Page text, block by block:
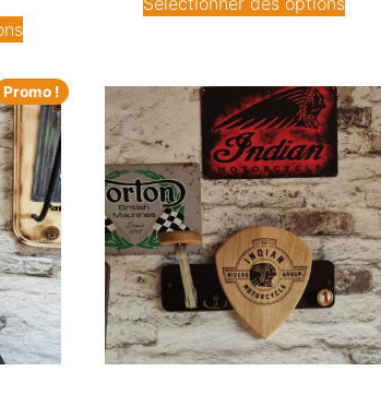
Promo !